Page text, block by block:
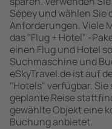
Sépey und wählen Sie
Anforderungen. Viele
das "Flug + Hotel" -
einen Flug und Hotel
Suchmaschine und
eSkyTravel.de ist auf
"Hotels" verfügbar.
geplante Reise
gewählte Objekt eine
Buchung anbietet.